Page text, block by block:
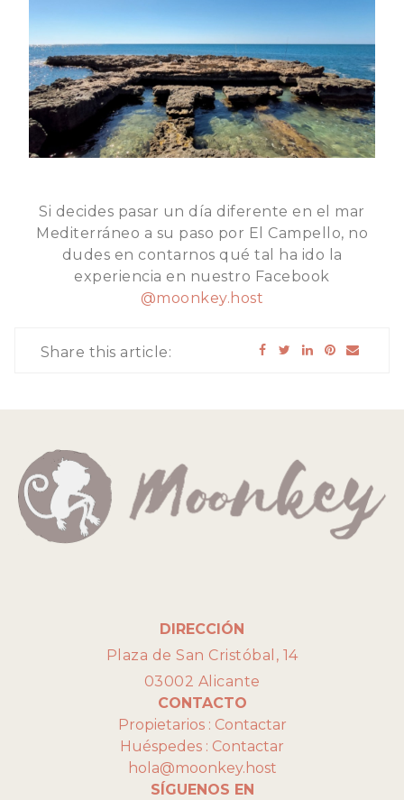
Si decides pasar un día diferente en el mar
Mediterráneo a su paso por El Campello, no
dudes en contarnos qué tal ha ido la
experiencia en nuestro Facebook
@moonkey.host
Share this article:
DIRECCIÓN
Plaza de San Cristóbal, 14
03002 Alicante
CONTACTO
Propietarios : Contactar
Huéspedes : Contactar
hola@moonkey.host
SÍGUENOS EN